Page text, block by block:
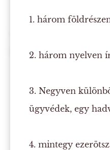
1. három
2. három nyelven
3. Negyven
ügyvédek, egy
4. mintegy